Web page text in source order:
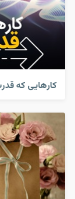
کارهایی که